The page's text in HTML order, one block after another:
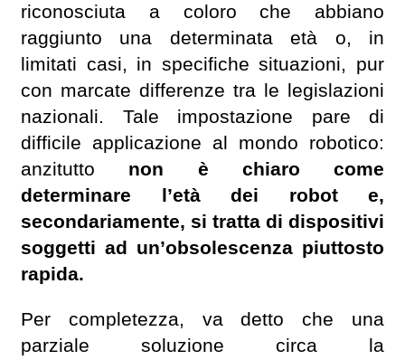
riconosciuta a coloro che abbiano
raggiunto una determinata età o, in
limitati casi, in specifiche situazioni, pur
con marcate differenze tra le legislazioni
nazionali. Tale impostazione pare di
difficile applicazione al mondo robotico:
anzitutto non è chiaro come
determinare l’età dei robot e,
secondariamente, si tratta di dispositivi
soggetti ad un’obsolescenza piuttosto
rapida.
Per completezza, va detto che una
parziale soluzione circa la